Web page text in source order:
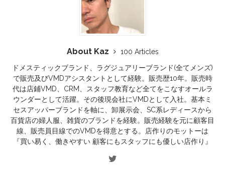
About Kaz
100 Articles
ドメスティックブランド、ラグジュアリーブランド(全てメンズ)
で販売及びVMDアシスタントとして経験。販売歴10年。販売時
代は店鋪VMD、CRM、スタッフ教育など全てをこなすオールラ
ウンダーとして活躍。その後現会社にVMDとして入社。基本ミ
セスアッパーブランドを軸に、卸展示会、SC系レディースから
百貨店の婦人服、雑貨のブランドを経験。販売経験を元に顧客目
線、販売員目線でのVMDを得意とする。店作りのモットーは
『買い易く、働きやすい 顧客にもスタッフにも優しい店作り』